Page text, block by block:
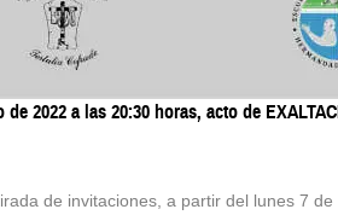
2022 a las 20:30 horas, acto de
de invitaciones, a partir del lunes 7 de